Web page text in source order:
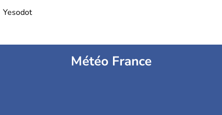
Yesodot
Météo France